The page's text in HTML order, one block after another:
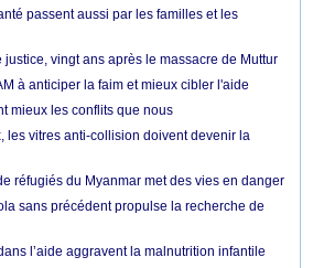
passent aussi par les familles et les
justice, vingt ans après le massacre de Muttur
à anticiper la faim et mieux cibler l'aide
mieux les conflits que nous
les vitres anti-collision doivent devenir la
réfugiés du Myanmar met des vies en danger
sans précédent propulse la recherche de
l’aide aggravent la malnutrition infantile